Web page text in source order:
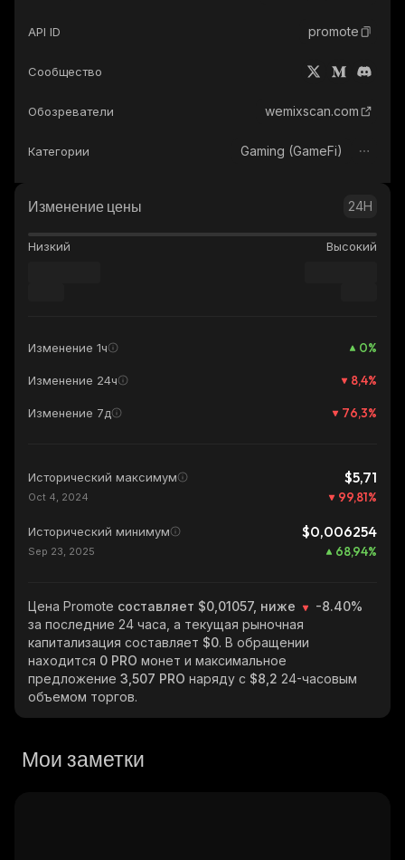
API ID promote
Сообщество
Обозреватели wemixscan.com
Категории Gaming (GameFi)
Изменение цены 24H
Низкий Высокий
Изменение 1ч 0%
Изменение 24ч 8,4%
Изменение 7д 76,3%
Исторический максимум $5,71
Oct 4, 2024 99,81%
Исторический минимум $0,006254
Sep 23, 2025 68,94%
Цена Promote составляет $0,01057, ниже
-8.40%
за последние 24 часа, а текущая рыночная
капитализация составляет $0. В обращении
находится 0 PRO монет и максимальное
предложение 3,507 PRO наряду с $8,2 24-часовым
объемом торгов.
Мои заметки